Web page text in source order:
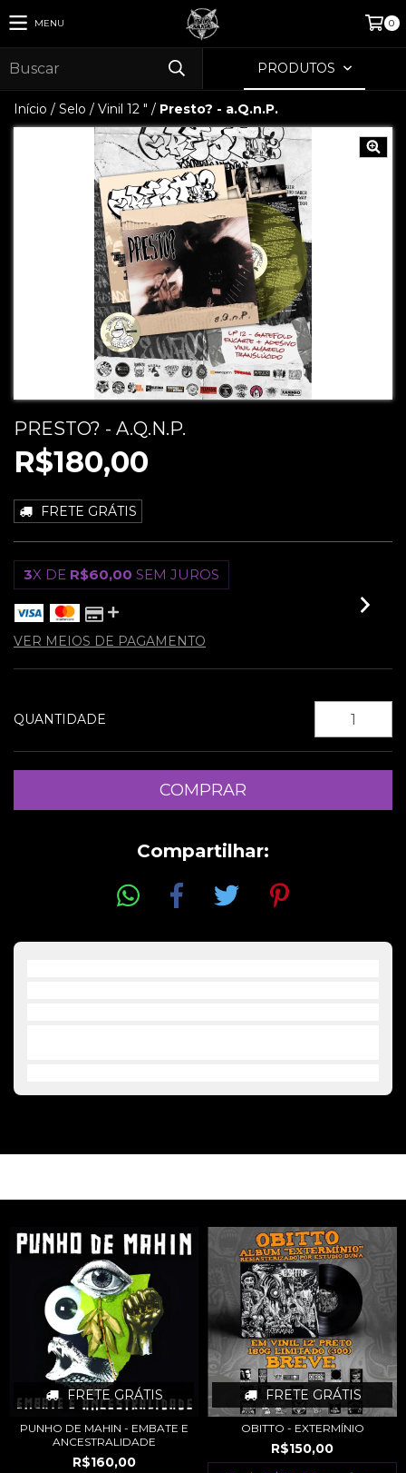
MENU 0
PRODUTOS
Início / Selo / Vinil 12 " / Presto? - a.Q.n.P.
PRESTO? - A.Q.N.P.
R$180,00
FRETE GRÁTIS
3X DE R$60,00 SEM JUROS
VER MEIOS DE PAGAMENTO
QUANTIDADE
Compartilhar:
FRETE GRÁTIS
PUNHO DE MAHIN - EMBATE E
ANCESTRALIDADE
R$160,00
FRETE GRÁTIS
OBITTO - EXTERMÍNIO
R$150,00